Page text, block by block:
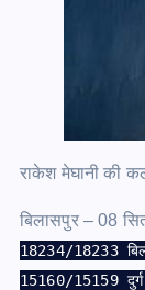
राकेश मेघानी की
बिलासपुर – 08
18234/18233
15160/15159